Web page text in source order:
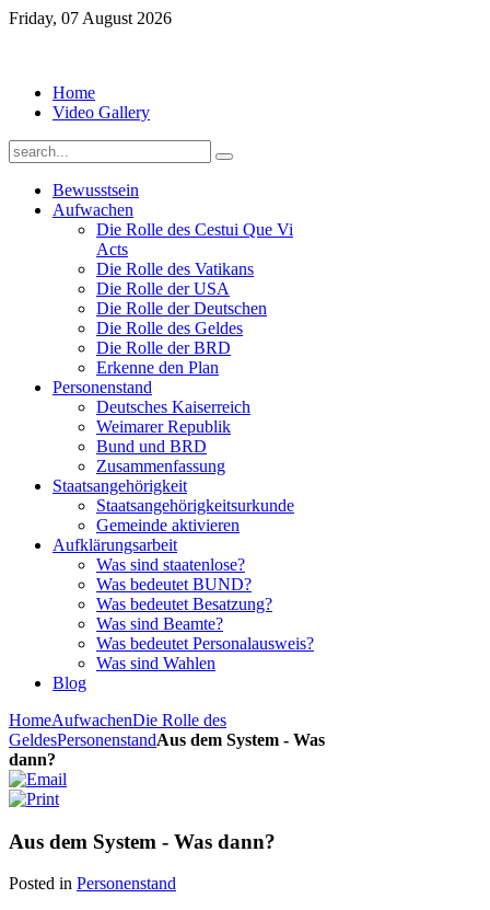
Friday, 07 August 2026
Home
Video Gallery
Bewusstsein
Aufwachen
Die Rolle des Cestui Que Vi
Acts
Die Rolle des Vatikans
Die Rolle der USA
Die Rolle der Deutschen
Die Rolle des Geldes
Die Rolle der BRD
Erkenne den Plan
Personenstand
Deutsches Kaiserreich
Weimarer Republik
Bund und BRD
Zusammenfassung
Staatsangehörigkeit
Staatsangehörigkeitsurkunde
Gemeinde aktivieren
Aufklärungsarbeit
Was sind staatenlose?
Was bedeutet BUND?
Was bedeutet Besatzung?
Was sind Beamte?
Was bedeutet Personalausweis?
Was sind Wahlen
Blog
HomeAufwachenDie Rolle des
GeldesPersonenstandAus dem System - Was
dann?
Aus dem System - Was dann?
Posted in Personenstand